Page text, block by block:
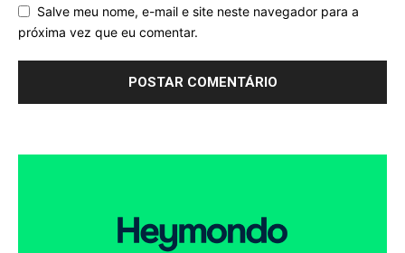
Salve meu nome, e-mail e site neste navegador para a
próxima vez que eu comentar.